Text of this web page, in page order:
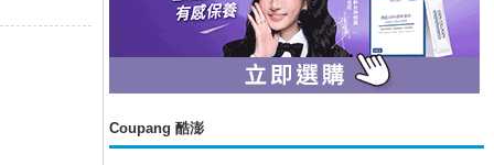
Coupang 酷澎